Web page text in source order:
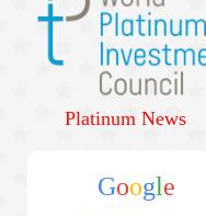
Platinum News
Google